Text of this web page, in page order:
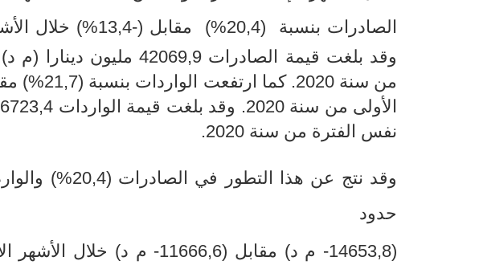
الصادرات بنسبة
(20,4 %) مقابل (-13,4%) خلال الأشهر الإحدى عشر الأولى
من سنة 2020. كما ارتفعت الواردات بنسبة ​​​​​​​
(
21,7
الأولى
نفس الفترة من سنة 2020.
وقد نتج عن هذا التطور في الصادرات (20,4 %
)
حدود
(14653,8- م
د) مقابل (11666,6 - م د) خلال الأشهر